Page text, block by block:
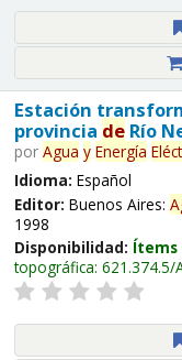
Estación
provincia deRío
por Agua y Energía
Idioma: Español
Editor: Buenos Aires:
1998
Disponibilidad: Ítems
topográfica: 621.374.5/